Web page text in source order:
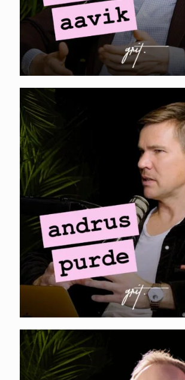
MINI-PODCAST I
Andrus Purde
turunduse
mõõtmine
KARL KANGUR.